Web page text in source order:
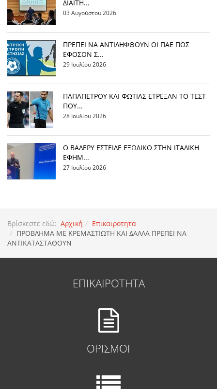
ΔΙΑΙΤΗ...
03 Αυγούστου 2026
ΠΡΕΠΕΙ ΝΑ ΑΝΤΙΛΗΦΘΟΥΝ ΟΙ ΠΑΕ ΠΩΣ
ΕΦΟΣΟΝ Σ...
29 Ιουλίου 2026
ΠΑΠΑΠΕΤΡΟΥ ΚΑΙ ΦΩΤΙΑΣ ΕΤΡΕΞΑΝ ΤΟ ΤΕΣΤ
ΠΟΥ...
28 Ιουλίου 2026
Ο ΒΑΛΕΡΥ ΕΣΤΕΙΛΕ ΕΞΩΔΙΚΟ ΣΤΗΝ ΙΤΑΛΙΚΗ
ΕΦΗΜ...
27 Ιουλίου 2026
Βρίσκεστε εδώ: Αρχική
Επικαιροτητα
ΠΡΟΒΛΗΜΑ ΜΕ ΚΡΕΜΑΣΤΙΩΤΗ ΚΑΙ ΔΑΛΛΑ ΠΡΕΠΕΙ ΝΑ
ΑΝΤΙΚΑΤΑΣΤΑΘΟΥΝ
ΕΠΙΚΑΙΡΟΤΗΤΑ
ΟΡΙΣΜΟΙ